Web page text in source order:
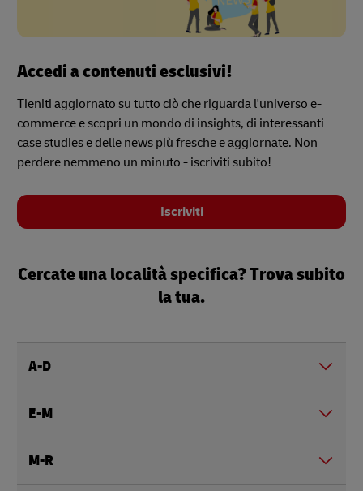
Accedi a contenuti esclusivi!
Tieniti aggiornato su tutto ciò che riguarda l'universo e-
commerce e scopri un mondo di insights, di interessanti
case studies e delle news più fresche e aggiornate. Non
perdere nemmeno un minuto - iscriviti subito!
Iscriviti
Cercate una località specifica? Trova subito
la tua.
A-D
E-M
M-R